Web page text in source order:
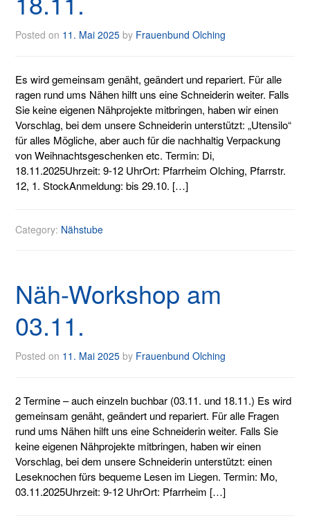
Posted on 11. Mai 2025 by Frauenbund Olching
Es wird gemeinsam genäht, geändert und repariert. Für alle
ragen rund ums Nähen hilft uns eine Schneiderin weiter. Falls
Sie keine eigenen Nähprojekte mitbringen, haben wir einen
Vorschlag, bei dem unsere Schneiderin unterstützt: „Utensilo“
für alles Mögliche, aber auch für die nachhaltig Verpackung
von Weihnachtsgeschenken etc. Termin: Di,
18.11.2025Uhrzeit: 9-12 UhrOrt: Pfarrheim Olching, Pfarrstr.
12, 1. StockAnmeldung: bis 29.10. […]
Category: Nähstube
Näh-Workshop am
03.11.
Posted on 11. Mai 2025 by Frauenbund Olching
2 Termine – auch einzeln buchbar (03.11. und 18.11.) Es wird
gemeinsam genäht, geändert und repariert. Für alle Fragen
rund ums Nähen hilft uns eine Schneiderin weiter. Falls Sie
keine eigenen Nähprojekte mitbringen, haben wir einen
Vorschlag, bei dem unsere Schneiderin unterstützt: einen
Leseknochen fürs bequeme Lesen im Liegen. Termin: Mo,
03.11.2025Uhrzeit: 9-12 UhrOrt: Pfarrheim […]